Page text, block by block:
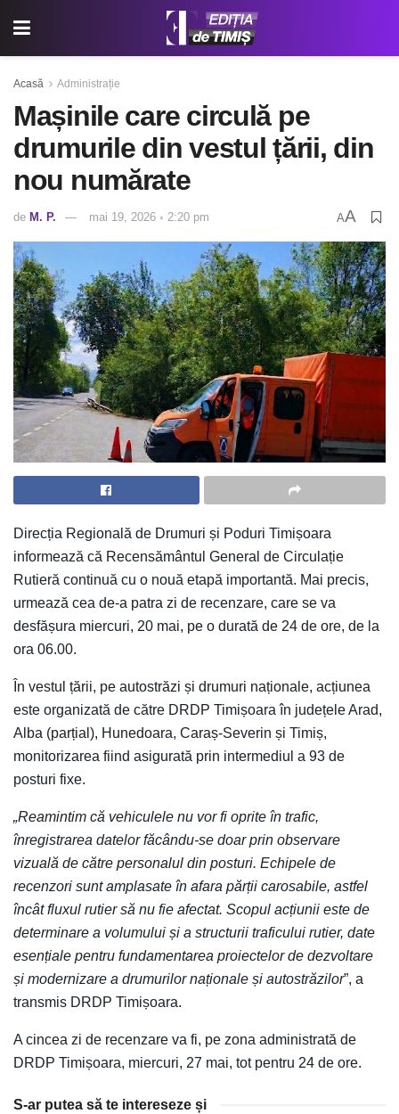
Acasă Administrație
Mașinile care circulă pe
drumurile din vestul țării, din
nou numărate
de M. P. mai 19, 2026 ◦ 2:20 pm AA
Direcția Regională de Drumuri și Poduri Timișoara
informează că Recensământul General de Circulație
Rutieră continuă cu o nouă etapă importantă. Mai precis,
urmează cea de-a patra zi de recenzare, care se va
desfășura miercuri, 20 mai, pe o durată de 24 de ore, de la
ora 06.00.
În vestul țării, pe autostrăzi și drumuri naționale, acțiunea
este organizată de către DRDP Timișoara în județele Arad,
Alba (parțial), Hunedoara, Caraș-Severin și Timiș,
monitorizarea fiind asigurată prin intermediul a 93 de
posturi fixe.
„Reamintim că vehiculele nu vor fi oprite în trafic,
înregistrarea datelor făcându-se doar prin observare
vizuală de către personalul din posturi. Echipele de
recenzori sunt amplasate în afara părții carosabile, astfel
încât fluxul rutier să nu fie afectat. Scopul acțiunii este de
determinare a volumului și a structurii traficului rutier, date
esențiale pentru fundamentarea proiectelor de dezvoltare
și modernizare a drumurilor naționale și autostrăzilor”, a
transmis DRDP Timișoara.
A cincea zi de recenzare va fi, pe zona administrată de
DRDP Timișoara, miercuri, 27 mai, tot pentru 24 de ore.
S-ar putea să te intereseze și